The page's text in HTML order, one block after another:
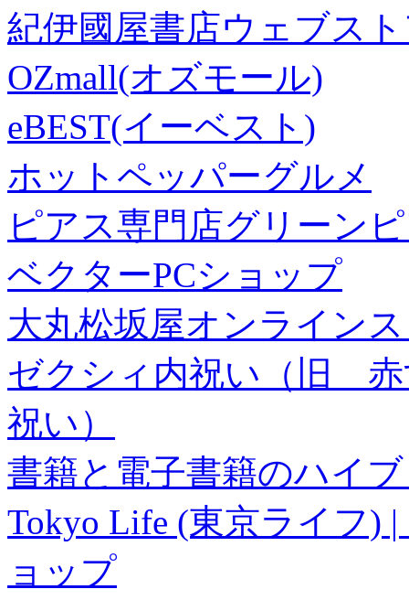
紀伊國屋書店ウェブス
OZmall(オズモール)
eBEST(イーベスト)
ホットペッパーグルメ
ピアス専門店グリーン
ベクターPCショップ
大丸松坂屋オンライン
ゼクシィ内祝い（旧 赤
祝い）
書籍と電子書籍のハイ
Tokyo Life (東京ライフ)
ョップ